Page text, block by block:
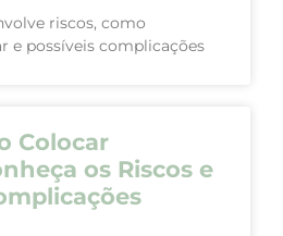
riscos, como
e possíveis complicações
Colocar
os Riscos e